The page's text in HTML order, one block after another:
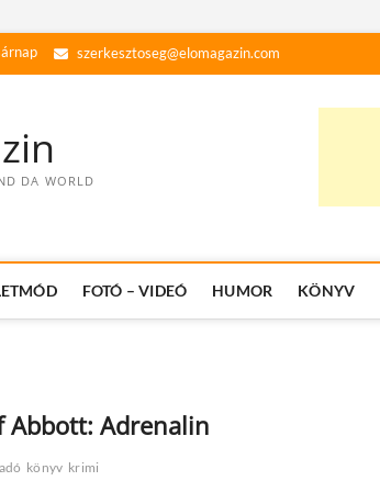
szerkesztoseg@elomagazin.com
DA WORLD
FOTÓ – VIDEÓ HUMOR KÖNYV
Abbott: Adrenalin
könyv krimi